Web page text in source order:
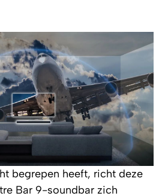
begrepen heeft, richt deze
Bar 9-soundbar zich